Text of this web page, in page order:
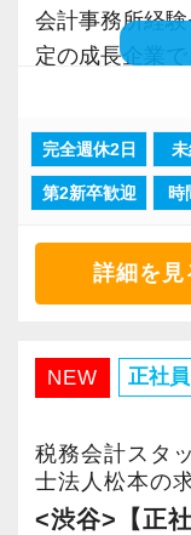
また、職場環
に対して認証
「職場環境改
施企業」の認
い環境づくり
おりますので
ませんか？
【渋谷の事務
新宿オフィス
ーとして運営を
都心部という
会計事務所経
定の成長企業
現在当社では
「柏」「横浜
2021年6月に
後「新宿オフ
さらに2022年
し、2025年に
事業拡大を続
安定性抜群の環
完全週休2日
第2新卒歓迎 時
詳細を見
NEW 正社員
税務会計スタ
士法人松本の
<渋谷>【正